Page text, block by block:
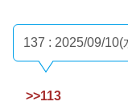
137 : 2025/09/10(
>>113